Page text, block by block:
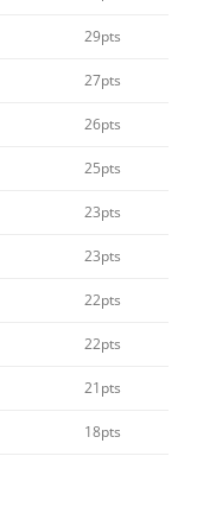
29pts
27pts
26pts
25pts
23pts
23pts
22pts
22pts
21pts
18pts